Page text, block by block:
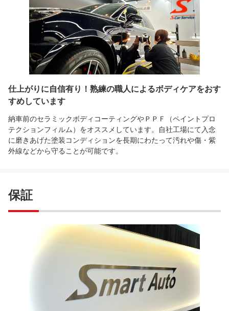
仕上がりに自信有り！熟練の職人によるボディケアをおす
すめしています
納車前のセラミックボディコーティングやＰＰＦ（ペイントプロ
テクションフィルム）をオススメしています。自社工場にて入念
に磨きあげた塗装コンディションを長期にわたって汚れや傷・紫
外線などから守ることが可能です。
保証